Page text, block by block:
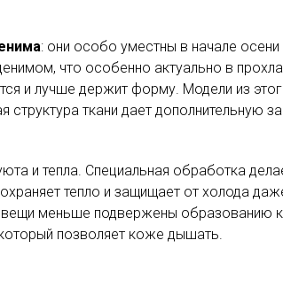
: они особо уместны в начале
что особенно актуально в
и лучше держит форму. Модели из
ткани дает дополнительную
и тепла. Специальная обработка
тепло и защищает от холода
меньше подвержены образованию
позволяет коже дышать.